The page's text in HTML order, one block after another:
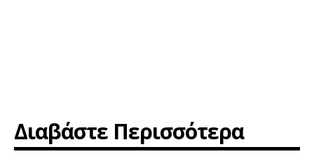
Διαβάστε Περισσότερα